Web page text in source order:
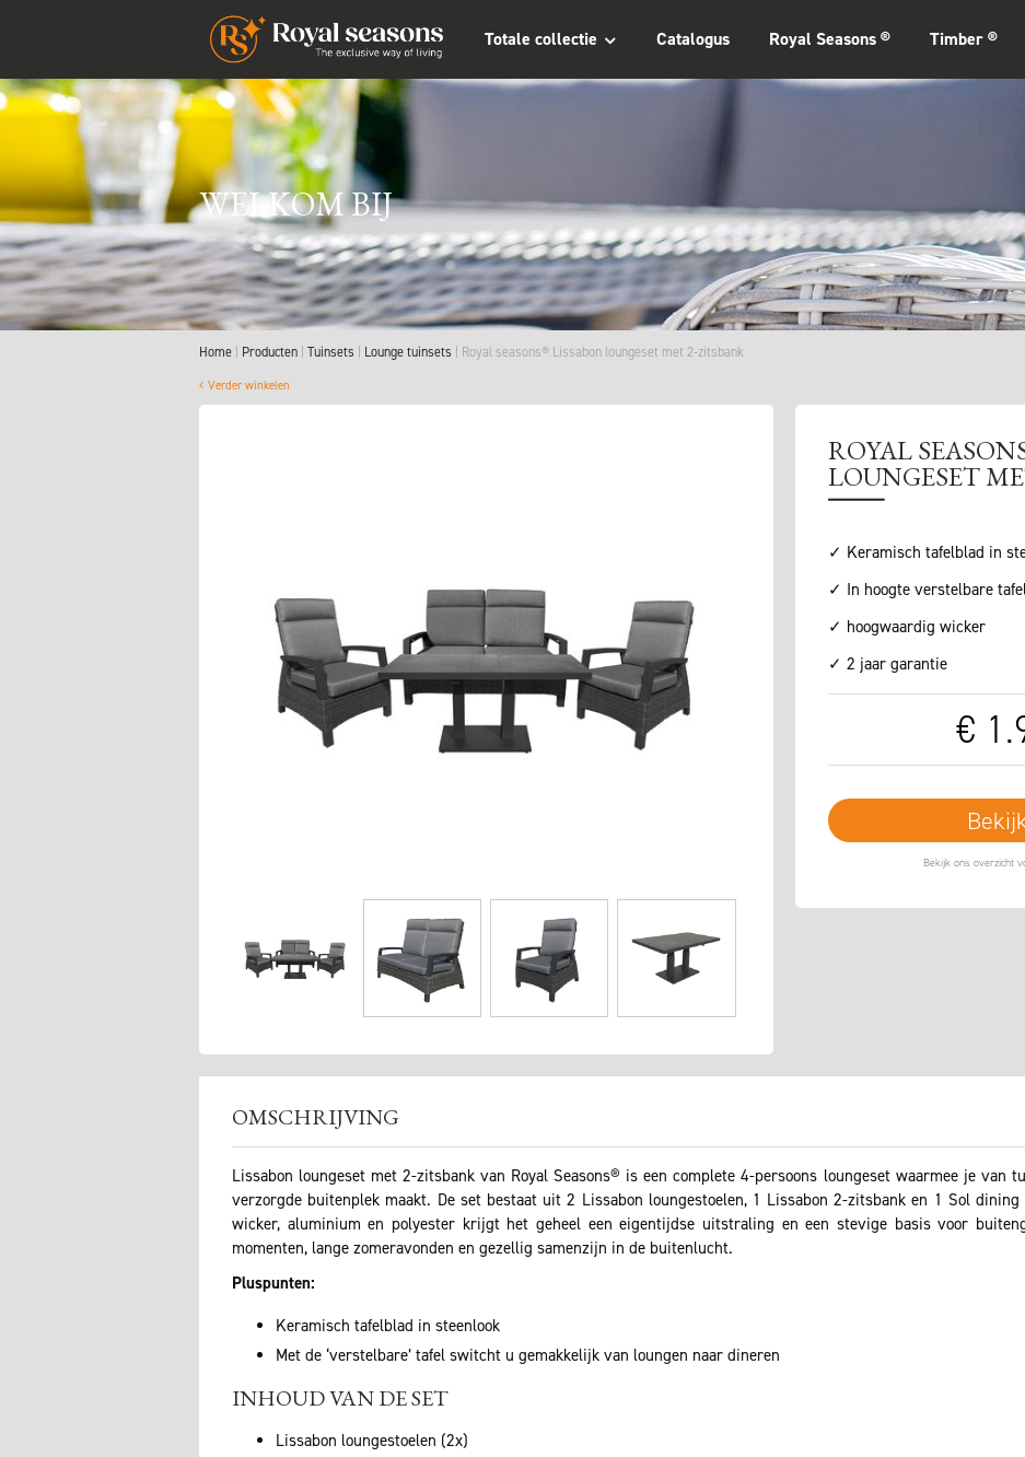
Totale collectie Catalogus Royal Seasons ® Timber ®
WELKOM BIJ
Home Producten Tuinsets Lounge tuinsets Royal seasons® Lissabon loungeset met 2-zitsbank
Verder winkelen
ROYAL
LOUNGESET
✓ Keramisch tafelblad in
✓ In hoogte verstelbare
✓ hoogwaardig wicker
✓ 2 jaar garantie
€
OMSCHRIJVING
Lissabon loungeset met 2-zitsbank van Royal Seasons® is een complete 4-persoons loungeset waarmee je van
verzorgde buitenplek maakt. De set bestaat uit 2 Lissabon loungestoelen, 1 Lissabon 2-zitsbank en 1 Sol
wicker, aluminium en polyester krijgt het geheel een eigentijdse uitstraling en een stevige basis voor
momenten, lange zomeravonden en gezellig samenzijn in de buitenlucht.
Pluspunten:
Keramisch tafelblad in steenlook
Met de ‘verstelbare’ tafel switcht u gemakkelijk van loungen naar dineren
INHOUD VAN DE SET
Lissabon loungestoelen (2x)